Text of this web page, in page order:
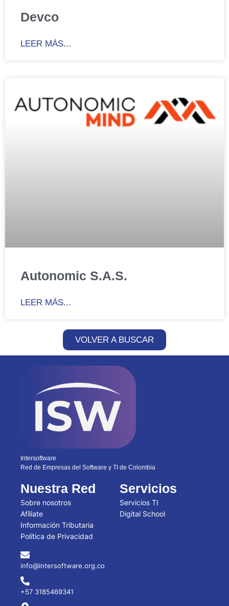
Devco
LEER MÁS...
Autonomic S.A.S.
LEER MÁS...
VOLVER A BUSCAR
Intersoftware
Red de Empresas del Software y TI de Colombia
Nuestra Red
Sobre nosotros
Afíliate
Información Tributaria
Política de Privacidad
Servicios
Servicios TI
Digital School
info@intersoftware.org.co
+57 3185469341